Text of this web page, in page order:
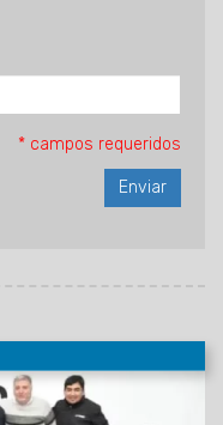
* campos requeridos
del Foro de
de Marcelo